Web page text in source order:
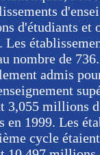
d'étudiants et
Les
nombre de
admis
3,055 millions
en 1999. Les
cycle